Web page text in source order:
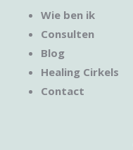
Wie ben ik
Consulten
Blog
Healing Cirkels
Contact